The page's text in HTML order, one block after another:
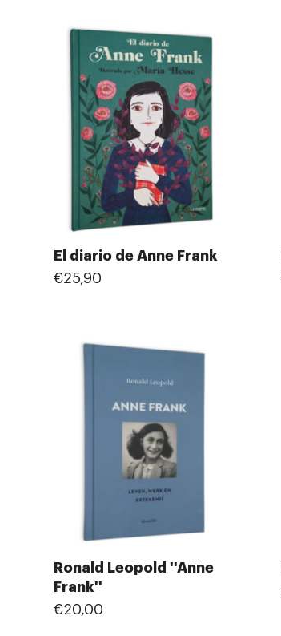
El diario de Anne Frank
€25,90
Ronald Leopold ''Anne
Frank''
€20,00